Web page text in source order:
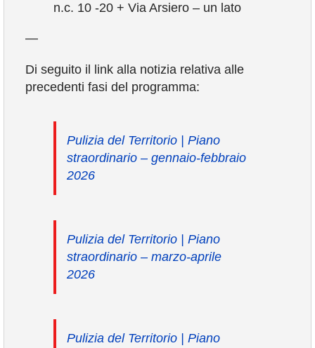
n.c. 10 -20 + Via Arsiero – un lato
—
Di seguito il link alla notizia relativa alle
precedenti fasi del programma:
Pulizia del Territorio | Piano
straordinario – gennaio-febbraio
2026
Pulizia del Territorio | Piano
straordinario – marzo-aprile
2026
Pulizia del Territorio | Piano